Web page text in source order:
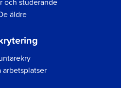
äldre
arbetsplatser